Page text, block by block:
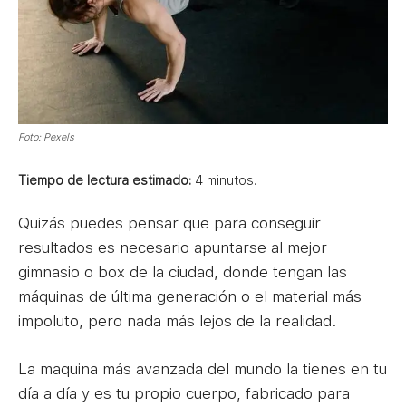
Foto: Pexels
Tiempo de lectura estimado: 4 minutos.
Quizás puedes pensar que para conseguir
resultados es necesario apuntarse al mejor
gimnasio o box de la ciudad, donde tengan las
máquinas de última generación o el material más
impoluto, pero nada más lejos de la realidad.
La maquina más avanzada del mundo la tienes en tu
día a día y es tu propio cuerpo, fabricado para